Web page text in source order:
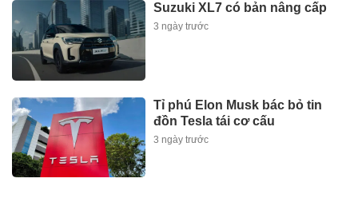
Suzuki XL7 có bản nâng cấp
3 ngày trước
Tỉ phú Elon Musk bác bỏ tin
đồn Tesla tái cơ cấu
3 ngày trước